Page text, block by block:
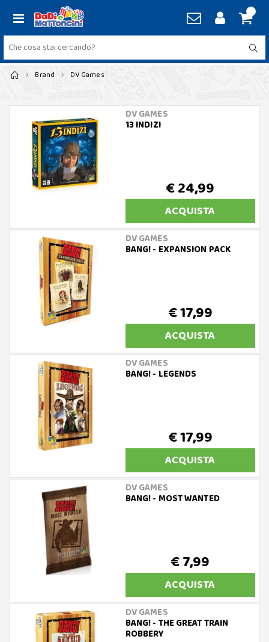
Brand DV Games
DV GAMES
13 INDIZI
€ 24,99
ACQUISTA
DV GAMES
BANG! - EXPANSION PACK
€ 17,99
ACQUISTA
DV GAMES
BANG! - LEGENDS
€ 17,99
ACQUISTA
DV GAMES
BANG! - MOST WANTED
€ 7,99
ACQUISTA
DV GAMES
BANG! - THE GREAT TRAIN
ROBBERY